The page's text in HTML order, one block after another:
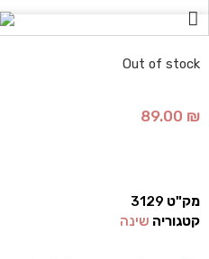
Out of stock
89.00 ₪
מק"ט 3129
קטגוריה שינה